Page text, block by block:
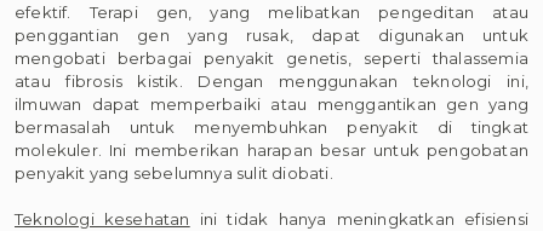
efektif. Terapi gen, yang melibatkan pengeditan atau
penggantian gen yang rusak, dapat digunakan untuk
mengobati berbagai penyakit genetis, seperti thalassemia
atau fibrosis kistik. Dengan menggunakan teknologi ini,
ilmuwan dapat memperbaiki atau menggantikan gen yang
bermasalah untuk menyembuhkan penyakit di tingkat
molekuler. Ini memberikan harapan besar untuk pengobatan
penyakit yang sebelumnya sulit diobati.
Teknologi kesehatan
ini tidak hanya meningkatkan efisiensi